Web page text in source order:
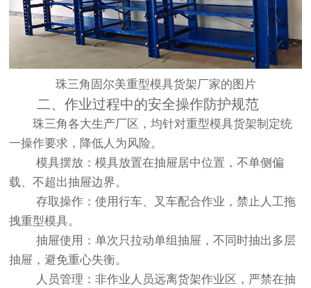
珠三角固尔美重型模具货架厂家的图片
二、作业过程中的安全操作防护规范
珠三角各大生产厂区，均针对重型模具货架制定统
一操作要求，降低人为风险。
模具摆放：模具放置在抽屉居中位置，不单侧偏
载、不超出抽屉边界。
存取操作：使用行车、叉车配合作业，禁止人工拖
拽重型模具。
抽屉使用：单次只拉动单组抽屉，不同时抽出多层
抽屉，避免重心失衡。
人员管理：非作业人员远离货架作业区，严禁在抽